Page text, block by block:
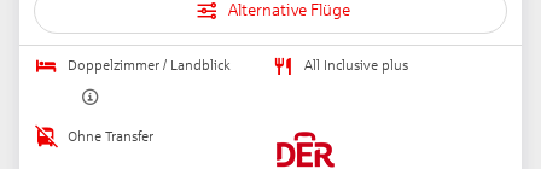
Alternative Flüge
Doppelzimmer / Landblick All Inclusive plus
Ohne Transfer